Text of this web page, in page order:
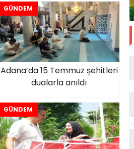
GÜNDEM
Adana’da 15 Temmuz şehitleri
dualarla anıldı
GÜNDEM